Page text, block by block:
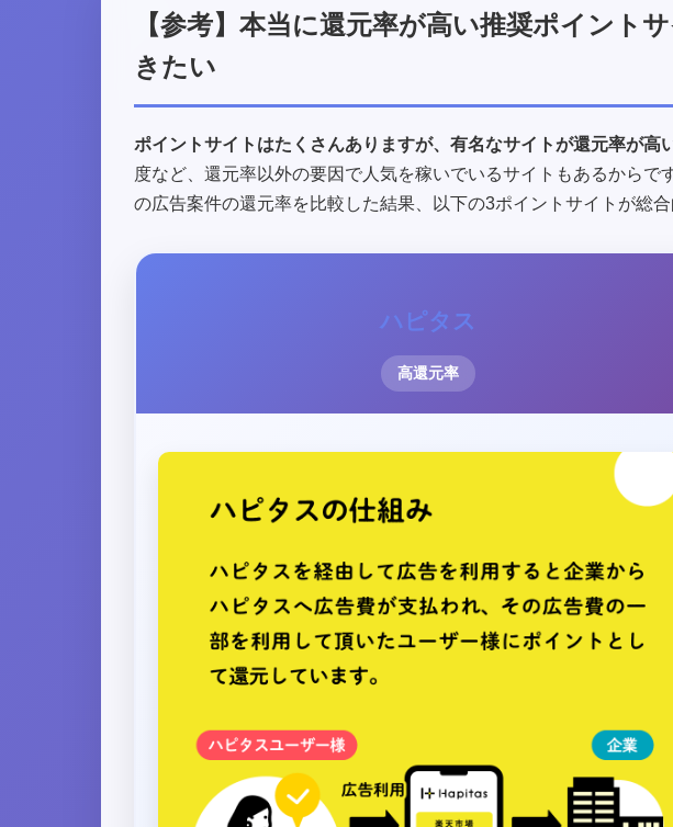
【参考】本当に還元率が高い推奨ポイント
きたい
ポイントサイトはたくさんありますが、有名なサイトが還元率が高
度など、還元率以外の要因で人気を稼いでいるサイトもあるから
の広告案件の還元率を比較した結果、以下の3ポイントサイトが総
ハピタス
高還元率